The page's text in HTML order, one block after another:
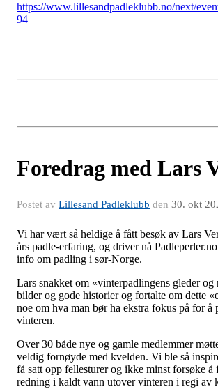
https://www.lillesandpadleklubb.no/next/
94
Foredrag med Lars
Postet av Lillesand Padleklubb den 30. okt
Vi har vært så heldige å fått besøk av Lars
års padle-erfaring, og driver nå
info om padling i sør-Norge.
Lars snakket om «vinterpadlingens gleder
bilder og gode historier og fortalte om dette
noe om hva man bør ha ekstra fokus på for å
vinteren.
Over 30 både nye og gamle medlemmer
veldig fornøyde med kvelden. Vi ble så
få satt opp fellesturer og ikke minst forsøke å
redning i kaldt vann utover vinteren i regi av